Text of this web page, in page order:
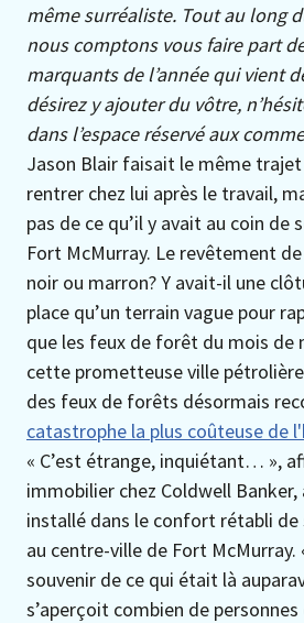
même surréaliste. Tout au long
nous comptons vous faire part
marquants de l’année qui vient
désirez y ajouter du vôtre,
dans l’espace réservé aux
Jason Blair faisait le même
rentrer chez lui après le travail,
pas de ce qu’il y avait au coin de
Fort McMurray. Le revêtement
noir ou marron? Y avait-il une
place qu’un terrain vague pour
que les feux de forêt du mois de
cette prometteuse ville
des feux de forêts désormais
catastrophe la plus coûteuse de
« C’est étrange, inquiétant… »,
immobilier chez Coldwell Banker,
installé dans le confort rétabli de
au centre-ville de Fort
souvenir de ce qui était là
s’aperçoit combien de